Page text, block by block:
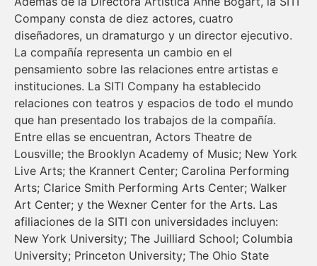
Company consta de diez actores, cuatro
diseñadores, un dramaturgo y un director ejecutivo.
La compañía representa un cambio en el
pensamiento sobre las relaciones entre artistas e
instituciones. La SITI Company ha establecido
relaciones con teatros y espacios de todo el mundo
que han presentado los trabajos de la compañía.
Entre ellas se encuentran, Actors Theatre de
Lousville; the Brooklyn Academy of Music; New York
Live Arts; the Krannert Center; Carolina Performing
Arts; Clarice Smith Performing Arts Center; Walker
Art Center; y the Wexner Center for the Arts. Las
afiliaciones de la SITI con universidades incluyen:
New York University; The Juilliard School; Columbia
University; Princeton University; The Ohio State